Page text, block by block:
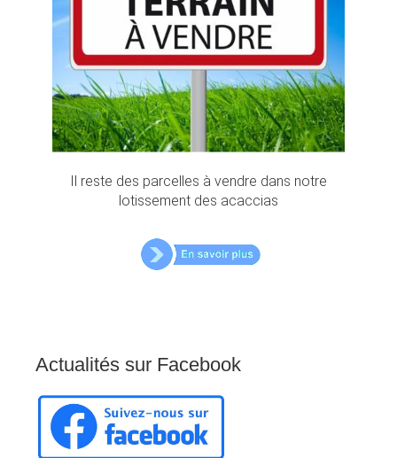
Il reste des parcelles à vendre dans notre
lotissement des acaccias
Actualités sur Facebook